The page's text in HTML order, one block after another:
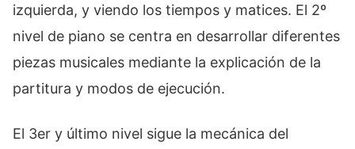
izquierda, y viendo los tiempos y matices. El 2º
nivel de piano se centra en desarrollar diferentes
piezas musicales mediante la explicación de la
partitura y modos de ejecución.
El 3er y último nivel sigue la mecánica del